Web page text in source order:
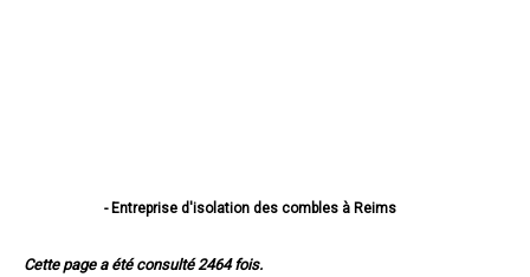
- Entreprise d'isolation des combles à Reims
- Entreprise d'isolation des combles à Vitry-le-François
Cette page a été consulté 2464 fois.